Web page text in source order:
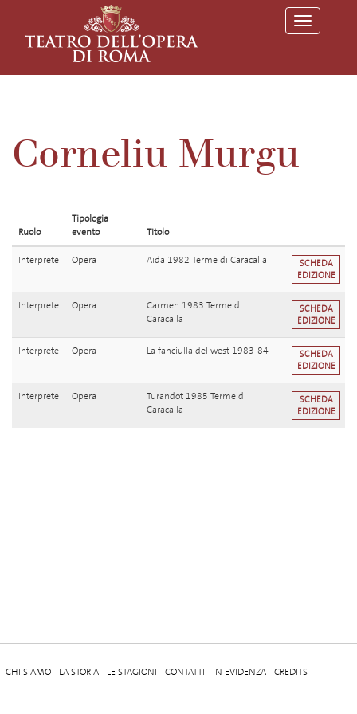
T
o
l
Corneliu Murgu
Ruolo
Tipologia
evento
Titolo
Interprete Opera Aida 1982 Terme di Caracalla
SCHEDA
EDIZIONE
Interprete Opera
Carmen 1983 Terme di
Caracalla
SCHEDA
EDIZIONE
Interprete Opera La fanciulla del west 1983-84
SCHEDA
EDIZIONE
Interprete Opera
Turandot 1985 Terme di
Caracalla
SCHEDA
EDIZIONE
CHI SIAMO LA STORIA LE STAGIONI CONTATTI IN EVIDENZA CREDITS